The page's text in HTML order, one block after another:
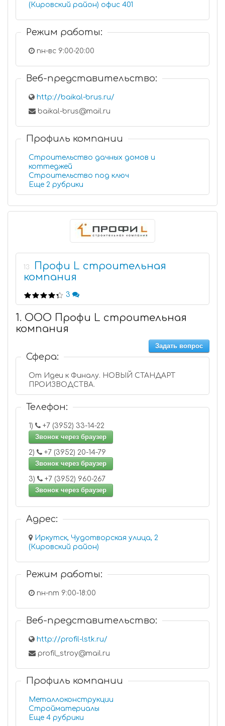
(Кировский район) офис 401
Режим работы:
пн-вс 9:00-20:00
Веб-представительство:
http://baikal-brus.ru/
baikal-brus@mail.ru
Профиль компании
Строительство дачных домов и
коттеджей
Строительство под ключ
Еще 2 рубрики
13
Профи L строительная
компания
3
1. ООО Профи L строительная
компания
Задать вопрос
Сфера:
От Идеи к Финалу. НОВЫЙ СТАНДАРТ
ПРОИЗВОДСТВА.
Телефон:
1)
+7 (3952) 33-14-22
Звонок через браузер
2)
+7 (3952) 20-14-79
Звонок через браузер
3)
+7 (3952) 960-267
Звонок через браузер
Адрес:
Иркутск, Чудотворская улица, 2
(Кировский район)
Режим работы:
пн-пт 9:00-18:00
Веб-представительство:
http://profil-lstk.ru/
profil_stroy@mail.ru
Профиль компании
Металлоконструкции
Стройматериалы
Еще 4 рубрики